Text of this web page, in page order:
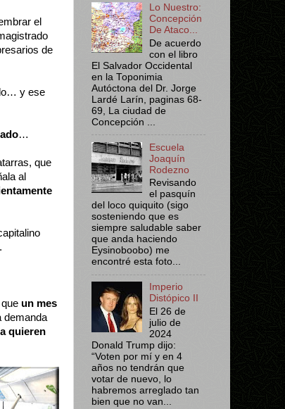
el
de
y ese
…
que
al
un mes
demanda
quieren
Lo Nuestro:
Concepción
De Ataco...
De acuerdo
con el libro
El Salvador Occidental
en la Toponimia
Autóctona del Dr. Jorge
Lardé Larín, paginas 68-
69, La ciudad de
Concepción ...
Escuela
Joaquín
Rodezno
Revisando
el pasquín
del loco quiquito (sigo
sosteniendo que es
siempre saludable saber
que anda haciendo
Eysinoboobo) me
encontré esta foto...
Imperio
Distópico II
El 26 de
julio de
2024
Donald Trump dijo:
“Voten por mí y en 4
años no tendrán que
votar de nuevo, lo
habremos arreglado tan
bien que no van...